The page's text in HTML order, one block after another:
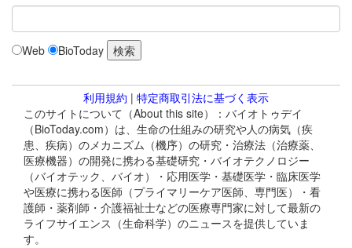
Web BioToday
利用規約 | 特定商取引法に基づく表示
このサイトについて（About this site）：バイオトゥデイ
（BioToday.com）は、生命の仕組みの研究や人の病気（疾
患、疾病）のメカニズム（機序）の研究・治療法（治療薬、
医療機器）の開発に携わる基礎研究・バイオテクノロジー
（バイオテック、バイオ）・応用医学・基礎医学・臨床医学
や医療に携わる医師（プライマリーケア医師、専門医）・看
護師・薬剤師・介護福祉士などの医療専門家に対して最新の
ライフサイエンス（生命科学）のニュースを提供していま
す。